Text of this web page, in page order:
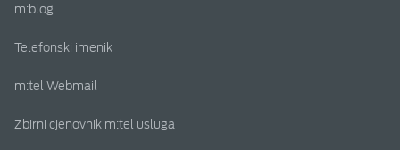
m:blog
Telefonski imenik
m:tel Webmail
Zbirni cjenovnik m:tel usluga